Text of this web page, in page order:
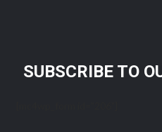
SUBSCRIBE TO